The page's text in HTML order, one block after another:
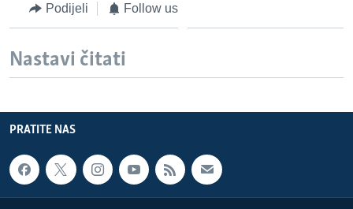
Podijeli Follow us
Nastavi čitati
PRATITE NAS